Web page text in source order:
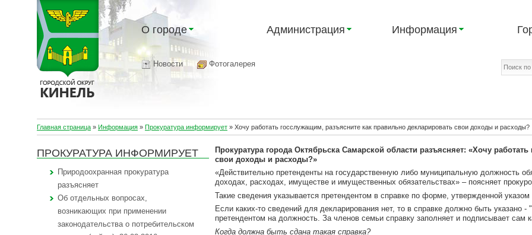
О городе Администрация Информация
Новости Фотогалерея
Главная страница » Информация » Прокуратура информирует » Хочу работать госслужащим, разъясните как правильно декларировать свои доходы и расходы?
ПРОКУРАТУРА ИНФОРМИРУЕТ
Природоохранная прокуратура
разъясняет
Об отдельных вопросах,
возникающих при применении
законодательства о потребительском
Прокуратура города Октябрьска Самарской области разъясняет: «Хочу
свои доходы и расходы?»
«Действительно претенденты на государственную либо муниципальную должность
доходах, расходах, имуществе и имущественных обязательствах» – поясняет
Такие сведения указывается претендентом в справке по форме, утвержденной
Если каких-то сведений для декларирования нет, то в справке должно быть
претендентом на должность. За членов семьи справку заполняет и подписывает сам
Когда должна быть сдана такая справка?